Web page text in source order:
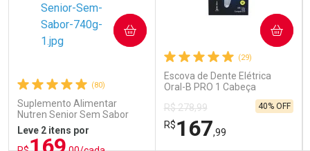
(80)
Suplemento Alimentar
Nutren Senior Sem Sabor
740g
Leve 2 itens por
COMPRAR
(29)
Escova de Dente Elétrica
Oral-B PRO 1 Cabeça
Redonda Recarregável 1
Unidade
R$ 278,99
R$167,99
40% OFF
COMPRAR